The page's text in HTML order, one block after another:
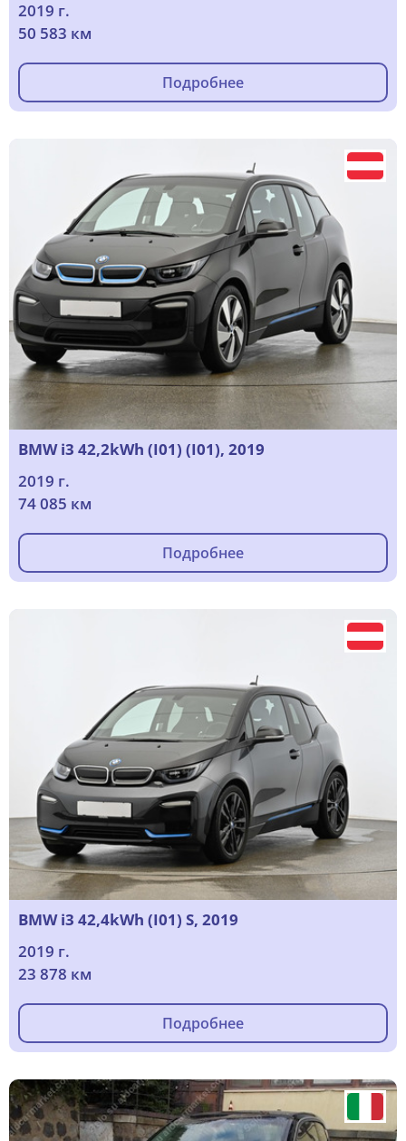
2019 г.
50 583 км
Подробнее
BMW i3 42,2kWh (I01) (I01), 2019
2019 г.
74 085 км
Подробнее
BMW i3 42,4kWh (I01) S, 2019
2019 г.
23 878 км
Подробнее